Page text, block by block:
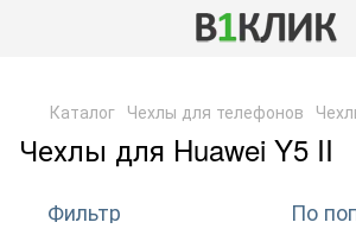
Каталог Чехлы для телефонов
Чехлы для Huawei Y5 II
Фильтр По